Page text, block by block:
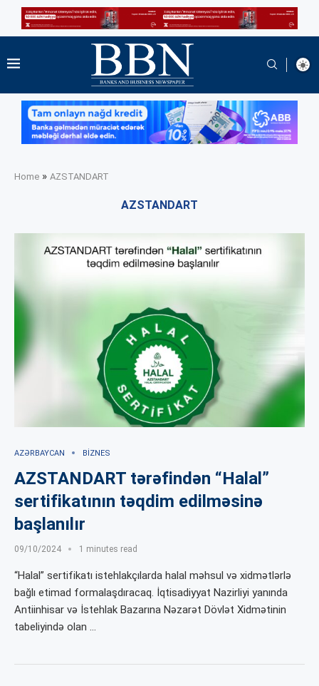
Home » AZSTANDART
AZSTANDART
AZƏRBAYCAN BIZNES
AZSTANDART tərəfindən “Halal”
sertifikatının təqdim edilməsinə
başlanılır
09/10/2024 1 minutes read
“Halal” sertifikatı istehlakçılarda halal məhsul və xidmətlərlə
bağlı etimad formalaşdıracaq. İqtisadiyyat Nazirliyi yanında
Antiinhisar və İstehlak Bazarına Nəzarət Dövlət Xidmətinin
tabeliyində olan …